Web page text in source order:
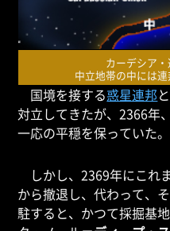
カーデシア
中立地帯の中には
国境を接する惑星連邦
対立してきたが、2366年
一応の平穏を保っていた。
しかし、2369年にこれ
から撤退し、代わって、
駐すると、かつて採掘基